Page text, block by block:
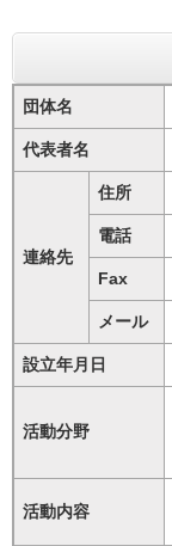
団体名
代表者名
連絡先
住所
電話
Fax
メール
設立年月日
活動分野
活動内容